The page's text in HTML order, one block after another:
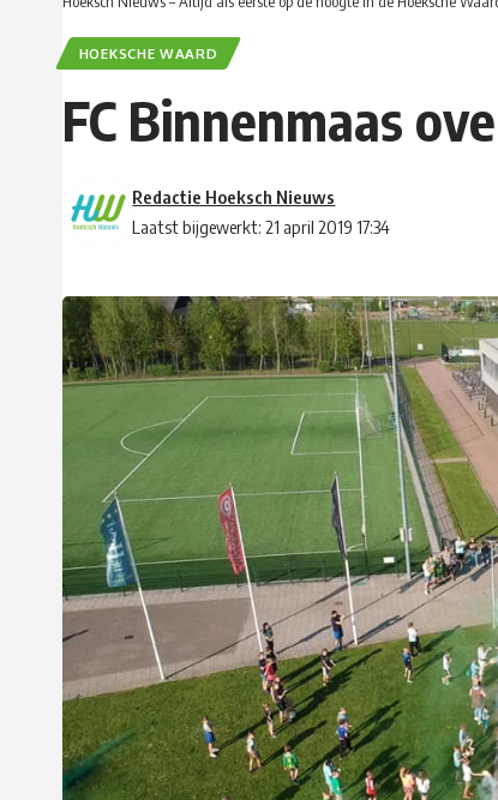
HOEKSCHE WAARD
FC Binnenmaas
Laatst bijgewerkt: 21 april 2019 17:34
Redactie Hoeksch Nieuws